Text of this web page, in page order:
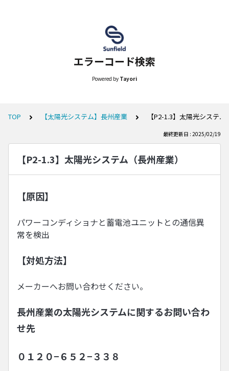
エラーコード検索
Powered by Tayori
TOP 【太陽光システム】長州産業 【P2-1.3】太陽光システ
最終更新日 : 2025/02/19
【P2-1.3】太陽光システム（長州産業）
【原因】
パワーコンディショナと蓄電池ユニットとの通信異
常を検出
【対処方法】
メーカーへお問い合わせください。
長州産業の太陽光システムに関するお問い合わ
せ先
０１２０−６５２−３３８